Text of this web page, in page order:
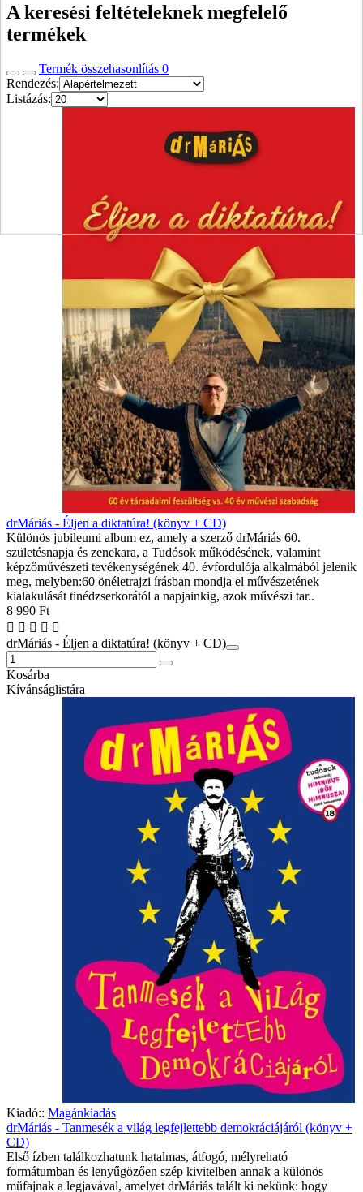
A keresési feltételeknek megfelelő
termékek
Termék összehasonlítás 0
Rendezés:
Listázás:
drMáriás - Éljen a diktatúra! (könyv + CD)
Különös jubileumi album ez, amely a szerző drMáriás 60.
születésnapja és zenekara, a Tudósok működésének, valamint
képzőművészeti tevékenységének 40. évfordulója alkalmából jelenik
meg, melyben:60 önéletrajzi írásban mondja el művészetének
kialakulását tinédzserkorától a napjainkig, azok művészi tar..
8 990 Ft
drMáriás - Éljen a diktatúra! (könyv + CD)
Kosárba
Kívánságlistára
Kiadó:: Magánkiadás
drMáriás - Tanmesék a világ legfejlettebb demokráciájáról (könyv +
CD)
Első ízben találkozhatunk hatalmas, átfogó, mélyreható
formátumban és lenyűgözően szép kivitelben annak a különös
műfajnak a legjavával, amelyet drMáriás talált ki nekünk: hogy